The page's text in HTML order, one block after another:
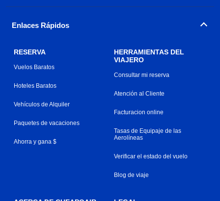
Enlaces Rápidos
RESERVA
Vuelos Baratos
Hoteles Baratos
Vehículos de Alquiler
Paquetes de vacaciones
Ahorra y gana $
HERRAMIENTAS DEL
VIAJERO
Consultar mi reserva
Atención al Cliente
Facturacion online
Tasas de Equipaje de las
Aerolíneas
Verificar el estado del vuelo
Blog de viaje